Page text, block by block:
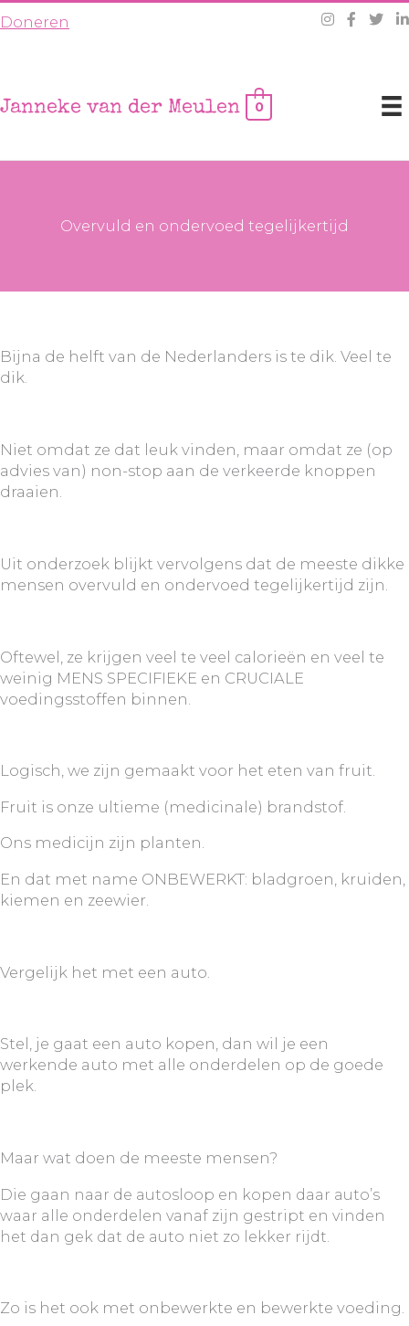
naar
Doneren
Janneke van der Meulen 0
Overvuld en ondervoed tegelijkertijd
Bijna de helft van de Nederlanders is te dik. Veel te
dik.
Niet omdat ze dat leuk vinden, maar omdat ze (op
advies van) non-stop aan de verkeerde knoppen
draaien.
Uit onderzoek blijkt vervolgens dat de meeste dikke
mensen overvuld en ondervoed tegelijkertijd zijn.
Oftewel, ze krijgen veel te veel calorieën en veel te
weinig MENS SPECIFIEKE en CRUCIALE
voedingsstoffen binnen.
Logisch, we zijn gemaakt voor het eten van fruit.
Fruit is onze ultieme (medicinale) brandstof.
Ons medicijn zijn planten.
En dat met name ONBEWERKT: bladgroen, kruiden,
kiemen en zeewier.
Vergelijk het met een auto.
Stel, je gaat een auto kopen, dan wil je een
werkende auto met alle onderdelen op de goede
plek.
Maar wat doen de meeste mensen?
Die gaan naar de autosloop en kopen daar auto’s
waar alle onderdelen vanaf zijn gestript en vinden
het dan gek dat de auto niet zo lekker rijdt.
Zo is het ook met onbewerkte en bewerkte voeding.